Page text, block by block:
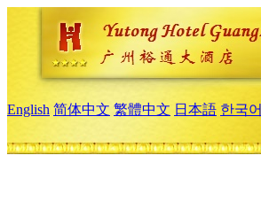
English 简体中文 繁體中文 日本語 한국어